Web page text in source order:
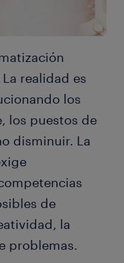
realidad es
los
los puestos de
disminuir. La
de
la
problemas.